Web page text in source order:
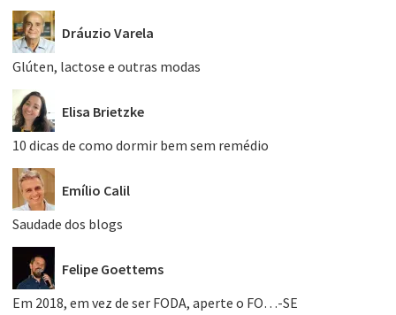
Dráuzio Varela
Glúten, lactose e outras modas
Elisa Brietzke
10 dicas de como dormir bem sem remédio
Emílio Calil
Saudade dos blogs
Felipe Goettems
Em 2018, em vez de ser FODA, aperte o FO…-SE